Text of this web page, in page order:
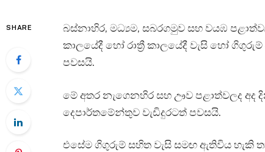
SHARE
බස්නාහිර, මධ්‍යම, සබරගමුව සහ වයඹ
කාලයේදී හෝ රාත්‍රී කාලයේදී වැසි හෝ
පවසයි.
මේ අතර නැගෙනහිර සහ ඌව පළාත්වලද අද
දෙපාර්තමේන්තුව වැඩිදුරටත් පවසයි.
එසේම ගිගුරුම් සහිත වැසි සමඟ ඇතිවිය හැකි